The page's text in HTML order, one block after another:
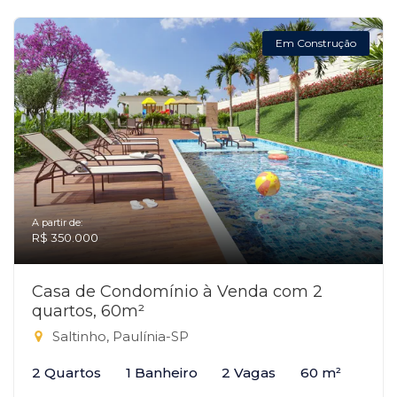
Em Construção
A partir de:
R$ 350.000
Casa de Condomínio à Venda com 2
quartos, 60m²
Saltinho, Paulínia-SP
2 Quartos 1 Banheiro 2 Vagas 60 m²